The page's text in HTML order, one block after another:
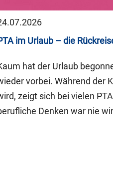
im Urlaub – die
hat der Urlaub
vorbei. Während der
zeigt sich bei vielen
Denken war nie